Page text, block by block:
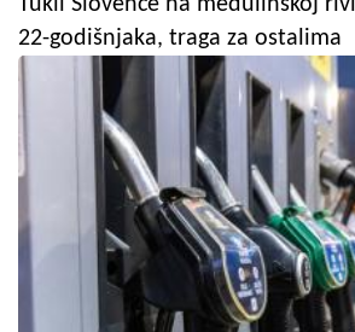
22-godišnjaka, traga za ostalima